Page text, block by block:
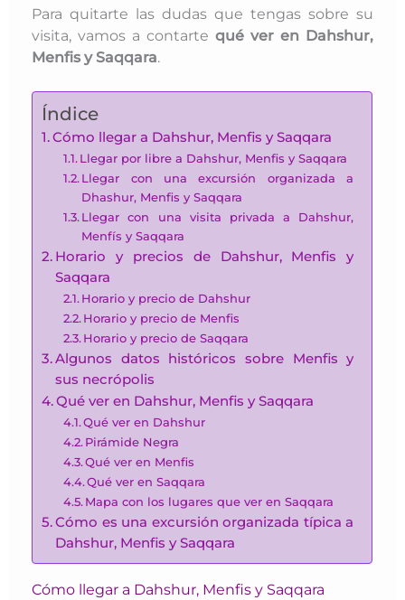
Para quitarte las dudas que tengas sobre su
visita, vamos a contarte qué ver en Dahshur,
Menfis y Saqqara.
Índice
Cómo llegar a Dahshur, Menfis y Saqqara
Llegar por libre a Dahshur, Menfis y Saqqara
Llegar con una excursión organizada a
Dhashur, Menfis y Saqqara
Llegar con una visita privada a Dahshur,
Menfís y Saqqara
Horario y precios de Dahshur, Menfis y
Saqqara
Horario y precio de Dahshur
Horario y precio de Menfis
Horario y precio de Saqqara
Algunos datos históricos sobre Menfis y
sus necrópolis
Qué ver en Dahshur, Menfis y Saqqara
Qué ver en Dahshur
Pirámide Negra
Qué ver en Menfis
Qué ver en Saqqara
Mapa con los lugares que ver en Saqqara
Cómo es una excursión organizada típica a
Dahshur, Menfis y Saqqara
Cómo llegar a Dahshur, Menfis y Saqqara